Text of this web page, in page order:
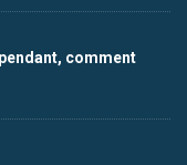
comment